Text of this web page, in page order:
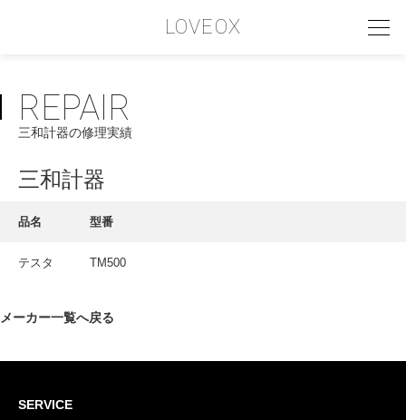
LOVEOX
PHILOSOPHY
フィロソフィー
COMPANY PROFILE
INTERVIEW
採用情報
REPAIR
三和計器の修理実績
三和計器
品名 型番
テスタ TM500
メーカー一覧へ戻る
SERVICE